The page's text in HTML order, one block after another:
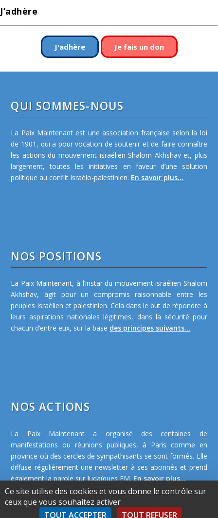
J’adhère
J'adhère Je fais un don
QUI SOMMES-NOUS
La Paix Maintenant est une association française selon la loi
de 1901, qui a pour vocation de soutenir et de faire connaître
les actions du mouvement israélien Shalom Akhshav et, plus
largement, toutes les initiatives en faveur d’une solution
politique au conflit israélo-palestinien. En savoir plus...
NOS POSITIONS
La Paix Maintenant, à l’instar du mouvement israélien Shalom
Akhshav, agit pour un compromis raisonnable entre les
peuples israélien et palestinien. Cela dans le but de répondre à
leurs aspirations nationales légitimes, dans la sécurité pour
chacun d’entre eux, sur la base des principes suivants...
NOS ACTIONS
La Paix Maintenant a organisé des centaines de
manifestations ou réunions publiques, à Paris comme en
province où des cercles de sympathisants se sont formés. Elle
diffuse régulièrement une newsletter à ses abonnés et prend
également la parole sur Judaïques FM.En savoir plus...
Ce site utilise des cookies et vous donne le contrôle sur
ceux que vous souhaitez activer
TOUT ACCEPTER
TOUT REFUSER